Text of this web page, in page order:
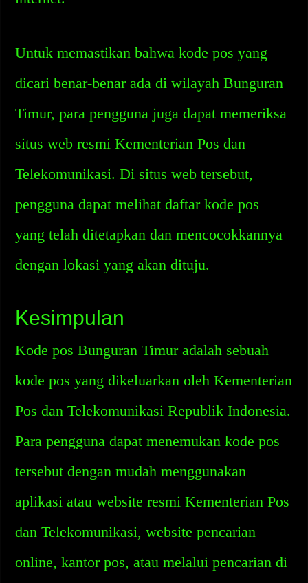
Untuk memastikan bahwa kode pos yang
dicari benar-benar ada di wilayah Bunguran
Timur, para pengguna juga dapat memeriksa
situs web resmi Kementerian Pos dan
Telekomunikasi. Di situs web tersebut,
pengguna dapat melihat daftar kode pos
yang telah ditetapkan dan mencocokkannya
dengan lokasi yang akan dituju.
Kesimpulan
Kode pos Bunguran Timur adalah sebuah
kode pos yang dikeluarkan oleh Kementerian
Pos dan Telekomunikasi Republik Indonesia.
Para pengguna dapat menemukan kode pos
tersebut dengan mudah menggunakan
aplikasi atau website resmi Kementerian Pos
dan Telekomunikasi, website pencarian
online, kantor pos, atau melalui pencarian di